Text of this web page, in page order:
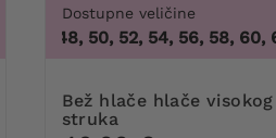
100H, 100I, 100J, 105B,
Dostupne veličine
46, 48, 50, 52, 54, 56, 58, 60, 62,
Bež hlače hlače visokog
struka